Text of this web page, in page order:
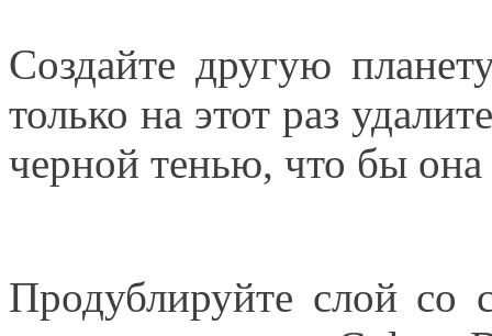
Создайте другую
только на этот раз
черной тенью, что бы она
Продублируйте слой со